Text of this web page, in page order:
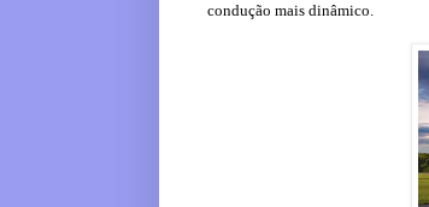
condução mais dinâmico.